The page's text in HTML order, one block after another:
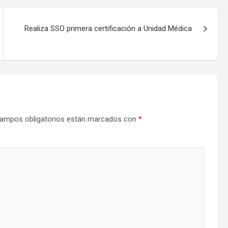
Realiza SSO primera certificación a Unidad Médica
obligatorios están marcados con *